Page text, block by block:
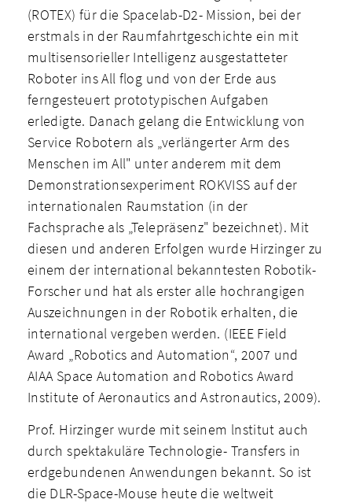
(ROTEX) für die Spacelab-D2- Mission, bei der
erstmals in der Raumfahrtgeschichte ein mit
multisensorieller Intelligenz ausgestatteter
Roboter ins All flog und von der Erde aus
ferngesteuert prototypischen Aufgaben
erledigte. Danach gelang die Entwicklung von
Service­ Robotern als „verlängerter Arm des
Menschen im All" unter anderem mit dem
Demonstrationsexperiment ROKVISS auf der
internationalen Raumstation (in der
Fachsprache als „Telepräsenz" bezeichnet). Mit
diesen und anderen Erfolgen wurde Hirzinger zu
einem der international bekanntesten Robotik-
Forscher und hat als erster alle hochrangigen
Auszeichnungen in der Robotik erhalten, die
international vergeben werden. (IEEE Field
Award „Robotics and Automation“, 2007 und
AIAA Space Automation and Robotics Award
Institute of Aeronautics and Astronautics, 2009).
Prof. Hirzinger wurde mit seinem lnstitut auch
durch spektakuläre Technologie- Transfers in
erdgebundenen Anwendungen bekannt. So ist
die DLR-Space-Mouse heute die weltweit